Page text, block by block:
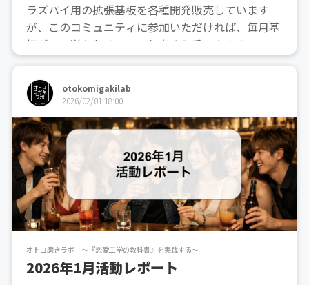
ラズパイ用の拡張基板を各種開発販売しています
が、このコミュニティに参加いただければ、毎月基
板が一つ送られるので、お安く入手できます。ECサ
イトで販売価格を確認できます。https://raspi.theb
ase.in/
otokomigakilab
2026/02/01 18:00
オトコ磨きラボ ～『恋愛工学の教科書』を実践する～
2026年1月活動レポート